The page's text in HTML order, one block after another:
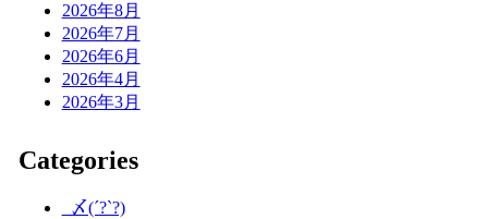
2026年8月
2026年7月
2026年6月
2026年4月
2026年3月
Categories
_〆(´?`?)